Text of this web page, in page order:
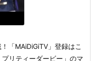
「MAiDiGiTV」登録はこ
リティーダービー」のマ